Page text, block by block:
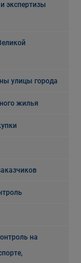
экспертизы
улицы города
жилья
на